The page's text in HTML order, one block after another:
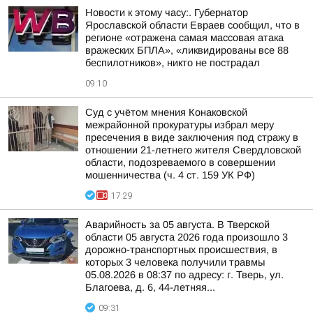
Новости к этому часу:. Губернатор
Ярославской области Евраев сообщил, что в
регионе «отражена самая массовая атака
вражеских БПЛА», «ликвидированы все 88
беспилотников», никто не пострадал
09:10
Суд с учётом мнения Конаковской
межрайонной прокуратуры избрал меру
пресечения в виде заключения под стражу в
отношении 21-летнего жителя Свердловской
области, подозреваемого в совершении
мошенничества (ч. 4 ст. 159 УК РФ)
17:29
Аварийность за 05 августа. В Тверской
области 05 августа 2026 года произошло 3
дорожно-транспортных происшествия, в
которых 3 человека получили травмы
05.08.2026 в 08:37 по адресу: г. Тверь, ул.
Благоева, д. 6, 44-летняя...
09:31